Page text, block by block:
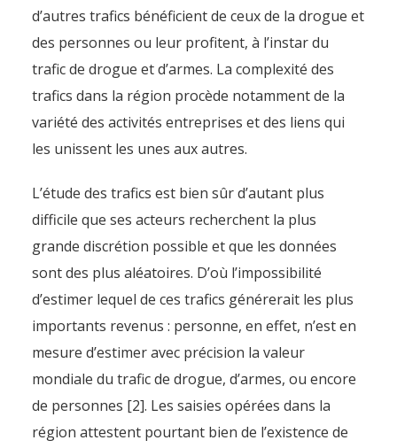
d’autres trafics bénéficient de ceux de la drogue et
des personnes ou leur profitent, à l’instar du
trafic de drogue et d’armes. La complexité des
trafics dans la région procède notamment de la
variété des activités entreprises et des liens qui
les unissent les unes aux autres.
L’étude des trafics est bien sûr d’autant plus
difficile que ses acteurs recherchent la plus
grande discrétion possible et que les données
sont des plus aléatoires. D’où l’impossibilité
d’estimer lequel de ces trafics générerait les plus
importants revenus : personne, en effet, n’est en
mesure d’estimer avec précision la valeur
mondiale du trafic de drogue, d’armes, ou encore
de personnes [2]. Les saisies opérées dans la
région attestent pourtant bien de l’existence de